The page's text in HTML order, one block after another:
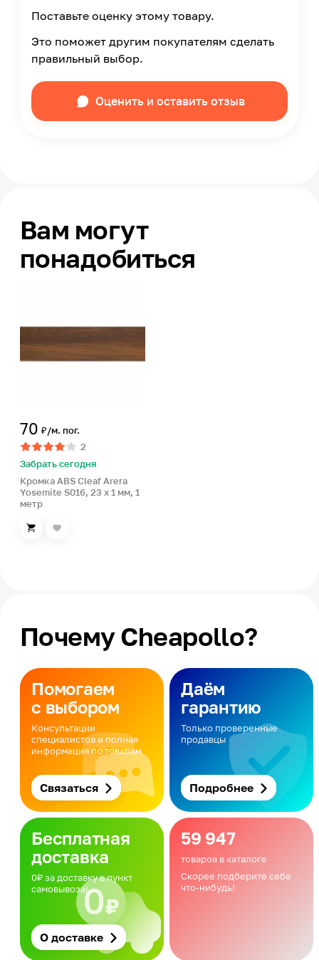
Поставьте оценку этому товару.
Это поможет другим покупателям сделать
правильный выбор.
Оценить и оставить отзыв
Вам могут
понадобиться
70 ₽/м. пог.
2
Забрать сегодня
Кромка ABS Cleaf Arera
Yosemite S016, 23 x 1 мм, 1
метр
Почему Cheapollo?
Помогаем
с выбором
Консультации
специалистов и полная
информация по товарам
Связаться
Даём
гарантию
Только проверенные
продавцы
Подробнее
Бесплатная
доставка
0₽ за доставку в пункт
самовывоза!
О доставке
59 947
товаров в каталоге
Скорее подберите себе
что-нибудь!